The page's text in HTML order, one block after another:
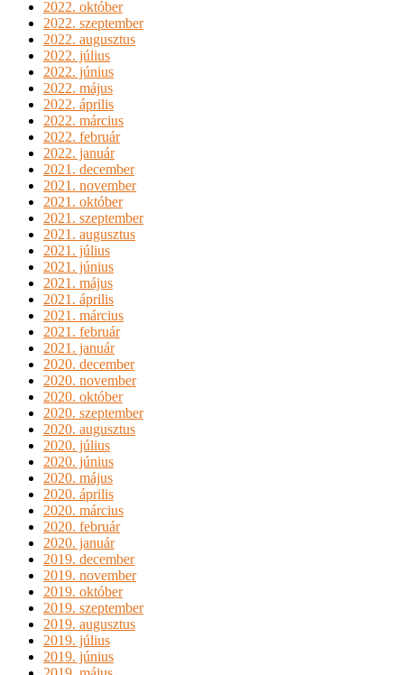
2022. október
2022. szeptember
2022. augusztus
2022. július
2022. június
2022. május
2022. április
2022. március
2022. február
2022. január
2021. december
2021. november
2021. október
2021. szeptember
2021. augusztus
2021. július
2021. június
2021. május
2021. április
2021. március
2021. február
2021. január
2020. december
2020. november
2020. október
2020. szeptember
2020. augusztus
2020. július
2020. június
2020. május
2020. április
2020. március
2020. február
2020. január
2019. december
2019. november
2019. október
2019. szeptember
2019. augusztus
2019. július
2019. június